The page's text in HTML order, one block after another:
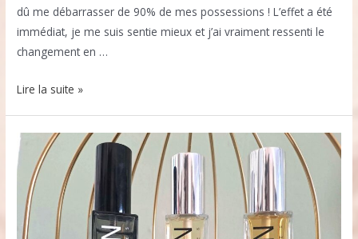
dû me débarrasser de 90% de mes possessions ! L’effet a été
immédiat, je me suis sentie mieux et j’ai vraiment ressenti le
changement en …
Decluttering
être
:
petit
geste
Lire la suite »